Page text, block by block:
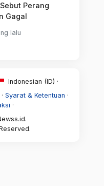
Perang
Gagal
lalu
Indonesian (ID) ·
· Syarat & Ketentuan ·
·